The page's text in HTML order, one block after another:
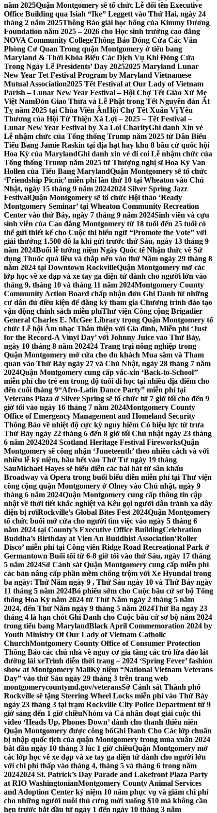
năm 2025Quận Montgomery sẽ tổ chức Lễ đổi tên Executive
Office Building qua Isiah “Ike” Leggett vào Thứ Hai, ngày 24
tháng 2 năm 2025Thông Báo giải học bổng của Kimmy Dương
Foundation năm 2025 – 2026 cho Học sinh trường cao đẳng
NOVA Community CollegeThông Báo Đóng Cửa Các Văn
Phòng Cơ Quan Trong quận Montgomery ở tiểu bang
Maryland & Thời Khóa Biểu Các Dịch Vụ Khi Đóng Cửa
Trong Ngày Lễ Presidents’ Day 20252025 Maryland Lunar
New Year Tet Festival Program by Maryland Vietnamese
Mutual Association2025 Tết Festival at Our Lady of Vietnam
Parish – Lunar New Year Festival – Hội Chợ Tết Giáo Xứ Mẹ
Việt NamĐón Giao Thừa và Lễ Phật trong Tết Nguyên đán Ất
Tỵ năm 2025 tại Chùa Viên ÂnHội Chợ Tết Xuân Vị Yêu
Thương của Hội Từ Thiện Xá Lợi – 2025 – Tết Festival –
Lunar New Year Festival by Xa Loi CharityGhi danh Xin vé
Lễ nhậm chức của Tổng thống Trump năm 2025 từ Dân Biểu
Tiểu Bang Jamie Raskin tại địa hạt hay khu 8 bầu cử quốc hội
Hoa Kỳ của MarylandGhi danh xin vé đi coi Lễ nhậm chức của
Tổng thống Trump năm 2025 từ Thượng nghị sĩ Hoa Kỳ Van
Hollen của Tiểu Bang MarylandQuận Montgomery sẽ tổ chức
‘Friendship Picnic’ miễn phí lần thứ 10 tại Wheaton vào Chủ
Nhật, ngày 15 tháng 9 năm 20242024 Silver Spring Jazz
FestivalQuận Montgomery sẽ tổ chức Hội thảo ‘Ready
Montgomery Seminar’ tại Wheaton Community Recreation
Center vào thứ Bảy, ngày 7 tháng 9 năm 2024Sinh viên và cựu
sinh viên của Cao đẳng Montgomery từ 18 tuổi đến 25 tuổi có
thể gửi thiết kế cho Cuộc thi biểu ngữ “Promote the Vote” với
giải thưởng 1.500 đô la khi gửi trước thứ Sáu, ngày 13 tháng 9
năm 2024Buổi lễ tưởng niệm Ngày Quốc tế Nhận thức về Sử
dụng Thuốc quá liều và thắp nến vào thứ Năm ngày 29 tháng 8
năm 2024 tại Downtown RockvilleQuận Montgomery mở các
lớp học về xe đạp và xe tay ga điện tử dành cho người lớn vào
tháng 9, tháng 10 và tháng 11 năm 2024Montgomery County
Community Action Board chấp nhận đơn Ghi Danh từ những
cư dân đủ điều kiện để đăng ký tham gia Chương trình đào tạo
vận động chính sách miễn phíThư viện Công cộng Brigadier
General Charles E. McGee Library trọng Quận Montgomery tổ
chức Lễ hội Âm nhạc Thân thiện với Gia đình, Miễn phí ‘Just
for the Record-A Vinyl Day’ với Johnny Juice vào Thứ Bảy,
ngày 10 tháng 8 năm 202424 Trang trại nông nghiệp trong
Quận Montgomery mở cửa cho du khách Mua sắm và Tham
quan vào Thứ Bảy ngày 27 và Chủ Nhật, ngày 28 tháng 7 năm
2024Quận Montgomery cung cấp vắc-xin ‘Back-to-School’’
miễn phí cho trẻ em trong độ tuổi đi học tại nhiều địa điểm cho
đến cuối tháng 9“Afro-Latin Dance Party” miễn phí tại
Veterans Plaza ở Silver Spring sẽ tổ chức từ 7 giờ tối cho đến 9
giờ tối vào ngày 16 tháng 7 năm 2024Montgomery County
Office of Emergency Management and Homeland Security
Thông Báo về nhiệt độ cực kỳ nguy hiểm Có hiệu lực từ trưa
Thứ Bảy ngày 22 tháng 6 đến 8 giờ tối Chủ nhật ngày 23 tháng
6 năm 20242024 Scotland Heritage Festival FireworksQuận
Montgomery sẽ công nhận ‘Juneteenth’ theo nhiều cách và với
nhiều lễ kỷ niệm, hầu hết vào Thứ Tư ngày 19 tháng
SáuMichael Hayes sẽ biểu diễn các bài hát từ sân khấu
Broadway và Opera trong buổi biểu diễn miễn phí tại Thư viện
công cộng quận Montgomery ở Olney vào Chủ nhật, ngày 9
tháng 6 năm 2024Quận Montgomery cung cấp thông tin cập
nhật về thời tiết khắc nghiệt và Kêu gọi người dân tránh xa dây
điện bị rơiRockville’s Global Bites Fest 2024Quận Montgomery
tổ chức buổi mở cửa cho người tìm việc vào ngày 5 tháng 6
năm 2024 tại County’s Executive Office BuildingCelebration
Buddha’s Birthday at Vien An Buddhist Association‘Roller
Disco’ miễn phí tại Công viên Ridge Road Recreational Park ở
Germantown Buổi tối từ 6-8 giờ tối vào thứ Sáu, ngày 17 tháng
5 năm 2024Sở Cảnh sát Quận Montgomery cung cấp miễn phí
các bản nâng cấp phần mềm chống trộm với Xe Hyundai trong
ba ngày: Thứ Năm ngày 9 , Thứ Sáu ngày 10 và Thứ Bảy ngày
11 tháng 5 năm 2024Bỏ phiếu sớm cho Cuộc bầu cử sơ bộ Tổng
thống Hoa Kỳ năm 2024 từ Thứ Năm ngày 2 tháng 5 năm
2024, đến Thứ Năm ngày 9 tháng 5 năm 2024Thứ Ba ngày 23
tháng 4 là hạn chót Ghi Danh cho Cuộc bầu cử sơ bộ năm 2024
trong tiểu bang MarylandBlack April Commemoration 2024 by
Youth Ministry Of Our Lady of Vietnam Catholic
ChurchMontgomery County Office of Consumer Protection
Thông Báo các chủ nhà về nguy cơ gia tăng các trò lừa đảo lát
đường lái xeTrình diễn thời trang – 2024 ‘Spring Fever’ fashion
show at Montgomery MallKỷ niệm “National Vietnam Veterans
Day” vào thứ Sáu ngày 29 tháng 3 trên trang web
montgomerycountymd.gov/veteransSở Cảnh sát Thành phố
Rockville sẽ tặng Steering Wheel Locks miễn phí vào Thứ Bảy
ngày 23 tháng 3 tại trạm Rockville City Police Department từ 9
giờ sáng đến 1 giờ chiềuNhóm và Cá nhân đoạt giải cuộc thi
video ‘Heads Up, Phones Down’ dành cho thanh thiếu niên
Quận Montgomery được công bốGhi Danh Cho Các lớp chuẩn
bị nhập quốc tịch của quận Montgomery trong mùa xuân 2024
bắt đầu ngày 10 tháng 3 lúc 1 giờ chiềuQuận Montgomery mở
các lớp học về xe đạp và xe tay ga điện tử dành cho người lớn
với chi phí thấp vào tháng 4, tháng 5 và tháng 6 trong năm
20242024 St. Patrick’s Day Parade and Lakefront Plaza Party
at RIO WashingtonianMontgomery County Animal Services
and Adoption Center kỷ niệm 10 năm phục vụ và giảm chi phí
cho những người nuôi thú cưng mới xuống $10 mà không cần
hẹn trước bắt đầu từ ngày 1 đến ngày 10 tháng 3 năm